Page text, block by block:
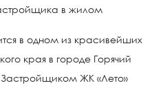
в одном из красивейших
края в городе Горячий
Застройщиком ЖК «Лето»